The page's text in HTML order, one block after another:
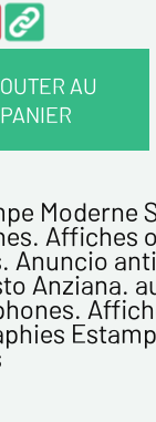
AU
PANIER
Moderne
Affiches
Anuncio
Anziana.